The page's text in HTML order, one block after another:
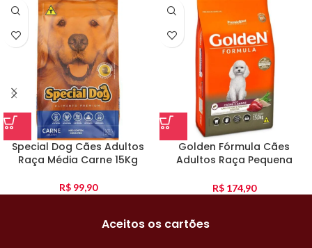
Special Dog Cães Adultos
Raça Média Carne 15Kg
R$99,90
Golden Fórmula Cães
Adultos Raça Pequena
R$174,90
Aceitos os cartões